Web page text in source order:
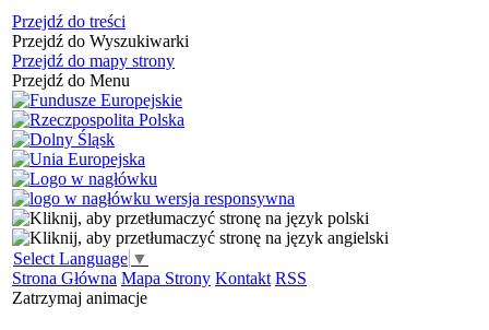
Przejdź do treści
Przejdź do Wyszukiwarki
Przejdź do mapy strony
Przejdź do Menu
Select Language ▼
Strona Główna Mapa Strony Kontakt RSS
Zatrzymaj animacje